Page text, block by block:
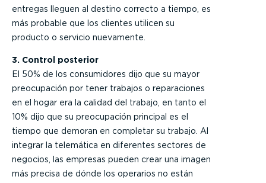
entregas lleguen al destino correcto a tiempo, es
más probable que los clientes utilicen su
producto o servicio nuevamente.
3. Control posterior
El 50% de los consumidores dijo que su mayor
preocupación por tener trabajos o reparaciones
en el hogar era la calidad del trabajo, en tanto el
10% dijo que su preocupación principal es el
tiempo que demoran en completar su trabajo. Al
integrar la telemática en diferentes sectores de
negocios, las empresas pueden crear una imagen
más precisa de dónde los operarios no están